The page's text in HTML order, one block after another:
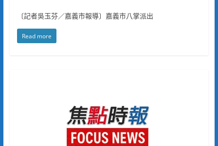
〔記者吳玉芬／嘉義市報導〕嘉義市八掌派出
Read more